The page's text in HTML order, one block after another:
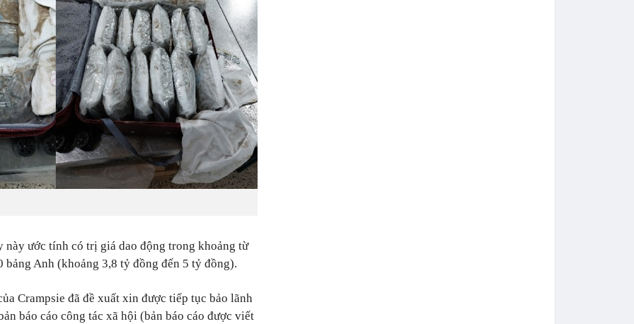
này ước tính có trị giá dao động trong khoảng từ
bảng Anh (khoảng 3,8 tỷ đồng đến 5 tỷ đồng).
Crampsie đã đề xuất xin được tiếp tục bảo lãnh
báo cáo công tác xã hội (bản báo cáo được viết